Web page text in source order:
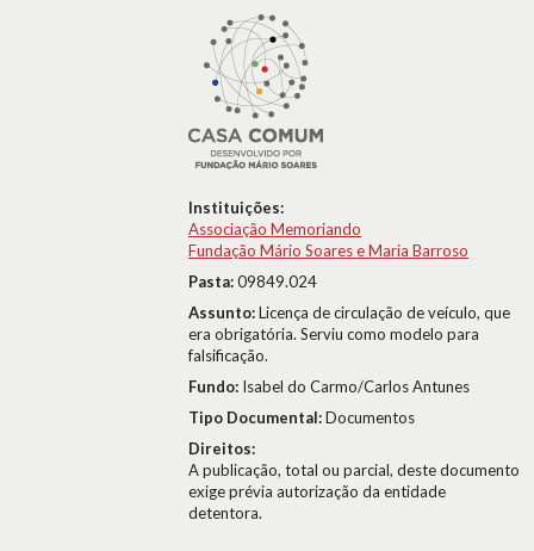
Instituições:
Associação Memoriando
Fundação Mário Soares e Maria Barroso
Pasta:09849.024
Assunto:Licença de circulação de veículo, que
era obrigatória. Serviu como modelo para
falsificação.
Fundo: Isabel do Carmo/Carlos Antunes
Tipo Documental:Documentos
Direitos:
A publicação, total ou parcial, deste documento
exige prévia autorização da entidade
detentora.